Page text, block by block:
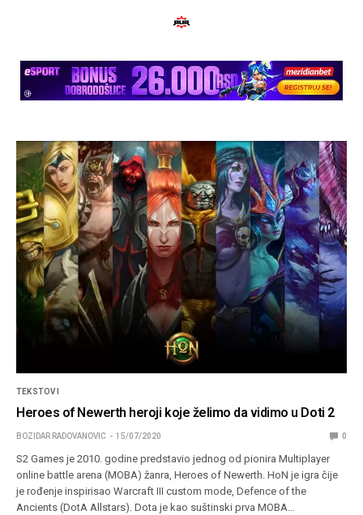
TEKSTOVI
Heroes of Newerth heroji koje želimo da vidimo u Doti 2
BOZIDAR RADOVANOVIC 15/07/2020 0
S2 Games je 2010. godine predstavio jednog od pionira Multiplayer
online battle arena (MOBA) žanra, Heroes of Newerth. HoN je igra čije
je rođenje inspirisao Warcraft III custom mode, Defence of the
Ancients (DotA Allstars). Dota je kao suštinski prva MOBA…